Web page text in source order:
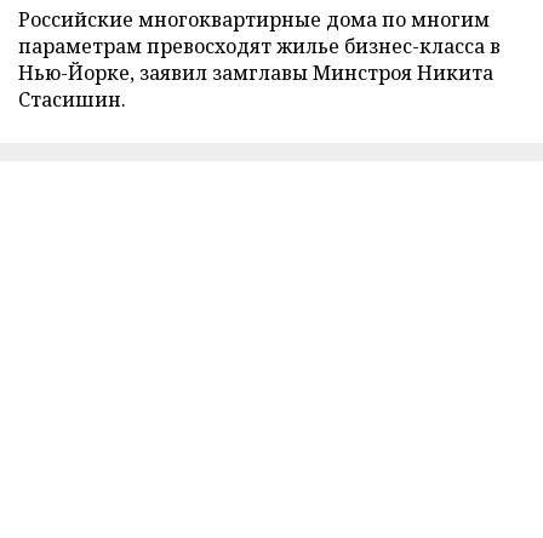
Российские многоквартирные дома по многим
параметрам превосходят жилье бизнес-класса в
Нью-Йорке, заявил замглавы Минстроя Никита
Стасишин.